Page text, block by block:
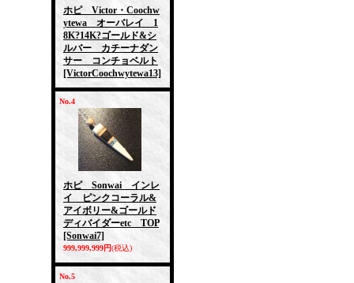
ホピ Victor・Coochw
ytewa オーバレイ 1
8K?14K?ゴールド&シ
ルバー カチーナダン
サー コンチョベルト
[VictorCoochwytewa13]
No.4
ホピ Sonwai インレ
イ ピンクコーラル&
アイボリー&ゴールド
ディバイダーetc TOP
[Sonwai7]
999,999,999円(税込)
No.5